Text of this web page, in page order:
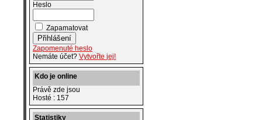
Heslo
Zapamatovat
Zapomenuté heslo
Nemáte účet? Vytvořte jej!
Kdo je online
Právě zde jsou
Hosté : 157
Statistiky